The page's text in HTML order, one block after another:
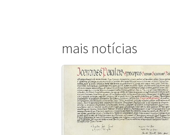
mais notícias